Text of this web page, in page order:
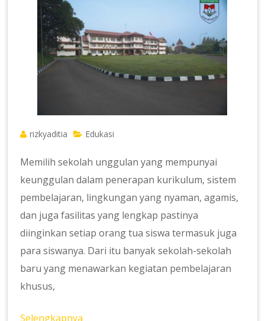
rizkyaditia Edukasi
Memilih sekolah unggulan yang mempunyai
keunggulan dalam penerapan kurikulum, sistem
pembelajaran, lingkungan yang nyaman, agamis,
dan juga fasilitas yang lengkap pastinya
diinginkan setiap orang tua siswa termasuk juga
para siswanya. Dari itu banyak sekolah-sekolah
baru yang menawarkan kegiatan pembelajaran
khusus,
Selengkapnya